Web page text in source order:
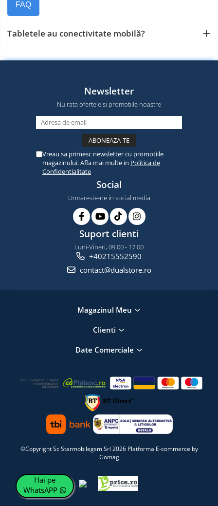
FAQ
Tabletele au conectivitate mobilă?
Newsletter
Nu rata ofertele si promotiile noastre
Vreau sa primesc newsletter cu promotiile
magazinului. Afla mai multe in Politica de
Confidentialitate
Social
Urmareste-ne in social media
Suport clienti
Luni-Vineri, 09.00 - 17.00
+40215552590
contact@dualstore.ro
Magazinul Meu
Clienti
Date Comerciale
©Copyright Sc Starmobilegsm Srl 2026 Platforma E-commerce by
Gomag
Hai pe
WhatsAPP